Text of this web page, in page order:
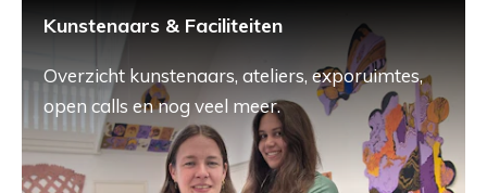
Kunstenaars & Faciliteiten
Overzicht kunstenaars, ateliers, exporuimtes,
open calls en nog veel meer.